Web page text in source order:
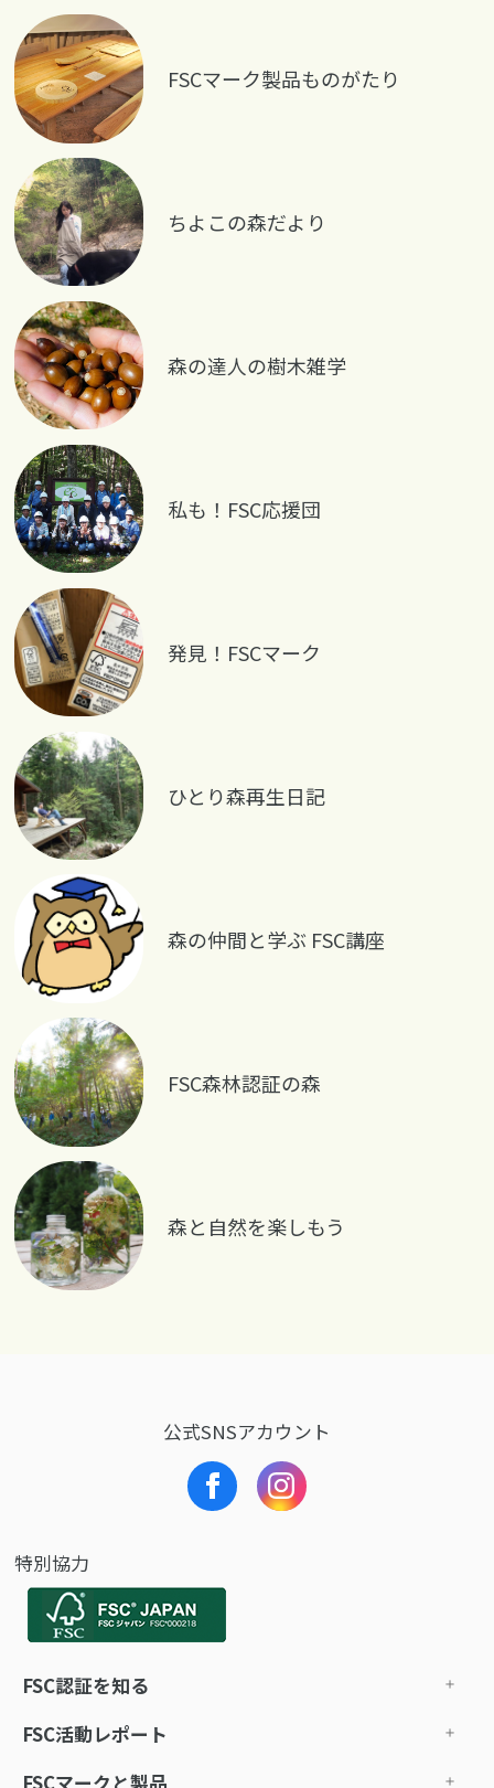
FSCマーク製品ものがたり
ちよこの森だより
森の達人の樹木雑学
私も！FSC応援団
発見！FSCマーク
ひとり森再生日記
森の仲間と学ぶ FSC講座
FSC森林認証の森
森と自然を楽しもう
公式SNSアカウント
特別協力
FSC認証を知る
FSC活動レポート